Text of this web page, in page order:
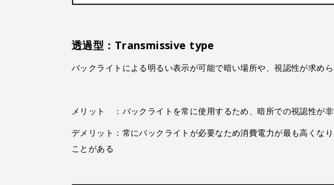
透過型：Transmissive type
バックライトによる明るい表示が可能で暗い場所や、視認性が求めら
メリット ：バックライトを常に使用するため、暗所での視認性が
デメリット：常にバックライトが必要なため消費電力が最も高くな
ことがある